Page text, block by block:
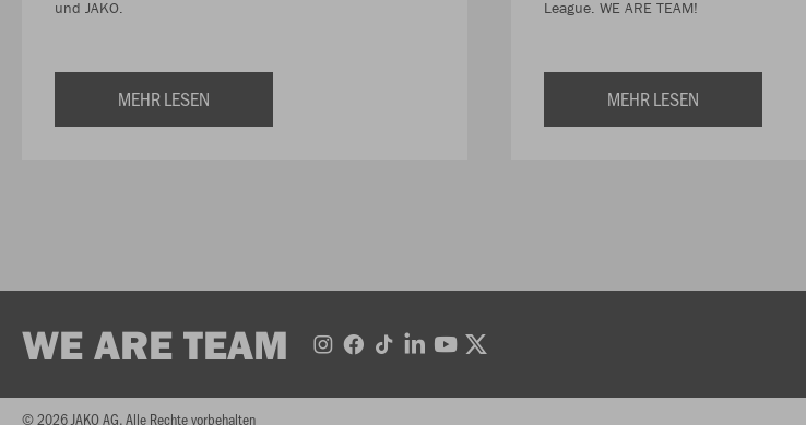
und JAKO.
MEHR LESEN
League. WE ARE TEAM!
MEHR LESEN
WE ARE TEAM
© 2026 JAKO AG, Alle Rechte vorbehalten